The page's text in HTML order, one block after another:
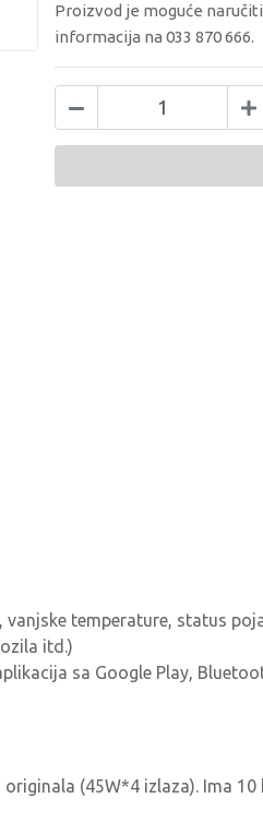
Proizvod je moguće
informacija na 033 870 666.
temperature, status
itd.)
sa Google Play,
(45W*4 izlaza). Ima